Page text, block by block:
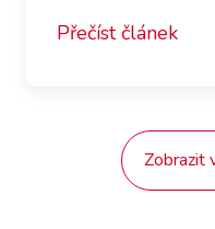
Přečíst článek
Zobrazit